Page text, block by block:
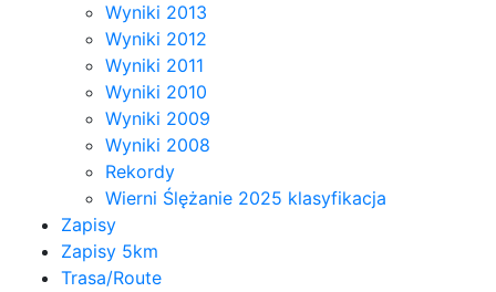
Wyniki 2013
Wyniki 2012
Wyniki 2011
Wyniki 2010
Wyniki 2009
Wyniki 2008
Rekordy
Wierni Ślężanie 2025 klasyfikacja
Zapisy
Zapisy 5km
Trasa/Route